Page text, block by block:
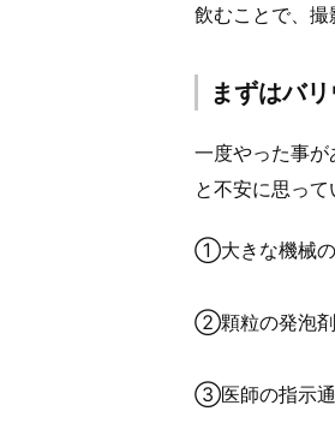
飲むことで、撮
まずはバ
一度やった事
と不安に思っ
①大きな機械の
②顆粒の発泡剤
③医師の指示通